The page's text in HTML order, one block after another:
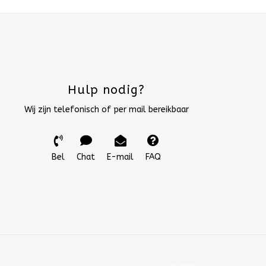
Hulp nodig?
Wij zijn telefonisch of per mail bereikbaar
Bel Chat E-mail FAQ